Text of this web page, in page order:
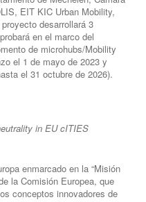
EIT KIC Urban Mobility,
desarrollará 3
en el marco del
de microhubs/Mobility
el 1 de mayo de 2023 y
el 31 octubre de 2026).
in EU cITIES
enmarcado en la “Misión
la Comisión Europea, que
conceptos innovadores de